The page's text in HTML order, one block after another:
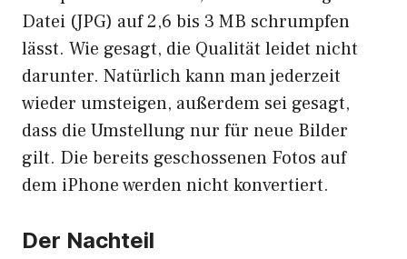
Datei (JPG) auf 2,6 bis 3 MB schrumpfen
lässt. Wie gesagt, die Qualität leidet nicht
darunter. Natürlich kann man jederzeit
wieder umsteigen, außerdem sei gesagt,
dass die Umstellung nur für neue Bilder
gilt. Die bereits geschossenen Fotos auf
dem iPhone werden nicht konvertiert.
Der Nachteil